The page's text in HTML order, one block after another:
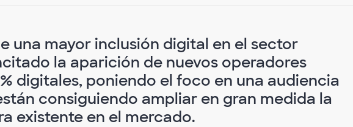
una mayor inclusión digital en el sector
la aparición de nuevos operadores
digitales, poniendo el foco en una audiencia
consiguiendo ampliar en gran medida la
existente en el mercado.